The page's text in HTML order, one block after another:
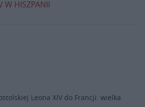
W HISZPANII
Leona XIV do Francji: wielka